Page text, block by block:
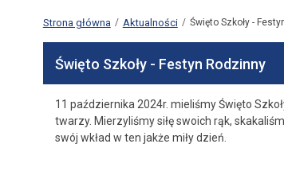
Strona główna Aktualności Święto Szkoły -
Święto Szkoły - Festyn Rodzinny
11 października 2024r. mieliśmy Święto
twarzy. Mierzyliśmy siłę swoich rąk,
swój wkład w ten jakże miły dzień.